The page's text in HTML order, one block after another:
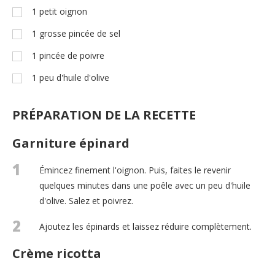
1 petit oignon
1 grosse pincée de sel
1 pincée de poivre
1 peu d'huile d'olive
PRÉPARATION DE LA RECETTE
Garniture épinard
1
Émincez finement l'oignon. Puis, faites le revenir
quelques minutes dans une poêle avec un peu d'huile
d'olive. Salez et poivrez.
2 Ajoutez les épinards et laissez réduire complètement.
Crème ricotta